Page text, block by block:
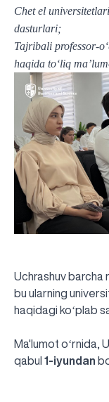
Chet el
dasturlari;
Tajribali professor-
haqida toʻliq
Uchrashuv barcha
bu ularning
haqidagi koʻplab
Ma'lumot oʻrnida,
qabul 1-iyundan